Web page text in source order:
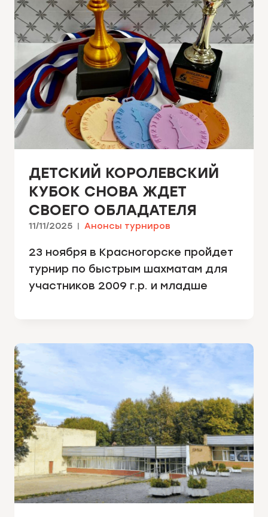
ДЕТСКИЙ КОРОЛЕВСКИЙ
КУБОК СНОВА ЖДЕТ
СВОЕГО ОБЛАДАТЕЛЯ
11/11/2025 Анонсы турниров
23 ноября в Красногорске пройдет
турнир по быстрым шахматам для
участников 2009 г.р. и младше